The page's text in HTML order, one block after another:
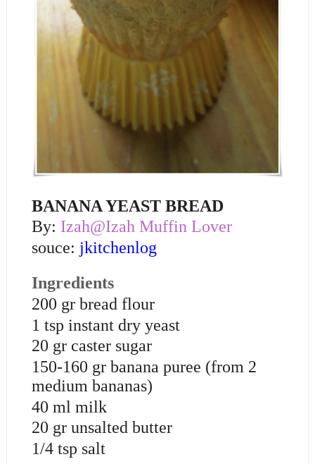
BANANA YEAST BREAD
By: Izah@Izah Muffin Lover
souce: jkitchenlog
Ingredients
200 gr bread flour
1 tsp instant dry yeast
20 gr caster sugar
150-160 gr banana puree (from 2
medium bananas)
40 ml milk
20 gr unsalted butter
1/4 tsp salt